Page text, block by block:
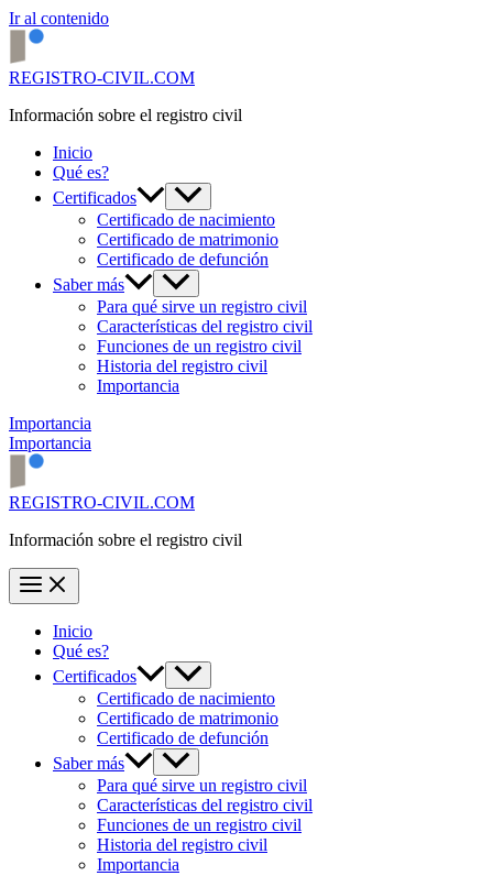
Ir al contenido
REGISTRO-CIVIL.COM
Información sobre el registro civil
Inicio
Qué es?
Certificados
Certificado de nacimiento
Certificado de matrimonio
Certificado de defunción
Saber más
Para qué sirve un registro civil
Características del registro civil
Funciones de un registro civil
Historia del registro civil
Importancia
Importancia
Importancia
REGISTRO-CIVIL.COM
Información sobre el registro civil
Inicio
Qué es?
Certificados
Certificado de nacimiento
Certificado de matrimonio
Certificado de defunción
Saber más
Para qué sirve un registro civil
Características del registro civil
Funciones de un registro civil
Historia del registro civil
Importancia